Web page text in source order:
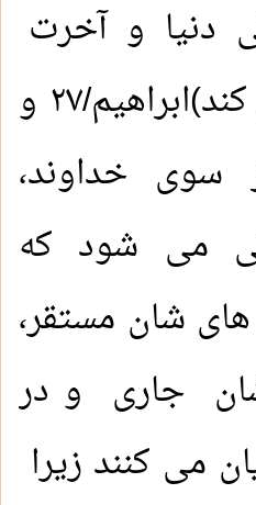
دنیا و آخرت
ثابت قدم می کند)ابراهيم/٢٧ و
سوی خداوند،
می شود که
شان مستقر،
جاری و در
می کنند زیرا